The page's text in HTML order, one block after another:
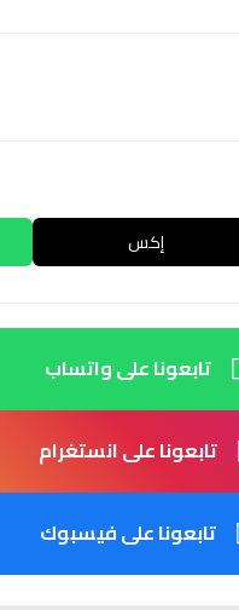
إكس
تابعونا على واتساب
تابعونا على انستغرام
تابعونا على فيسبوك